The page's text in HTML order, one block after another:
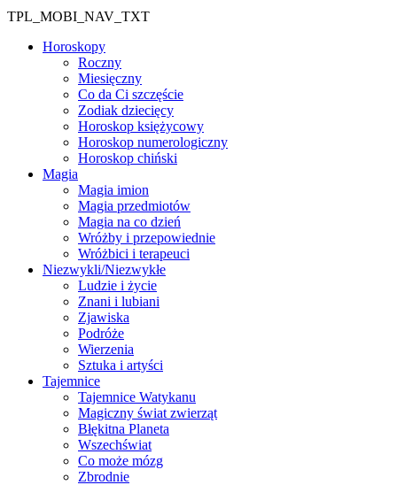
TPL_MOBI_NAV_TXT
Horoskopy
Roczny
Miesięczny
Co da Ci szczęście
Zodiak dziecięcy
Horoskop księżycowy
Horoskop numerologiczny
Horoskop chiński
Magia
Magia imion
Magia przedmiotów
Magia na co dzień
Wróżby i przepowiednie
Wróżbici i terapeuci
Niezwykli/Niezwykłe
Ludzie i życie
Znani i lubiani
Zjawiska
Podróże
Wierzenia
Sztuka i artyści
Tajemnice
Tajemnice Watykanu
Magiczny świat zwierząt
Błękitna Planeta
Wszechświat
Co może mózg
Zbrodnie